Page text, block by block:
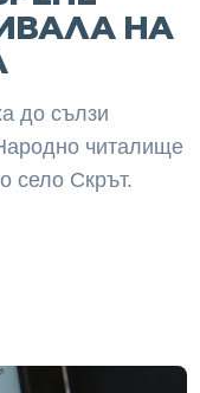
НА
до сълзи
читалище
село Скрът.